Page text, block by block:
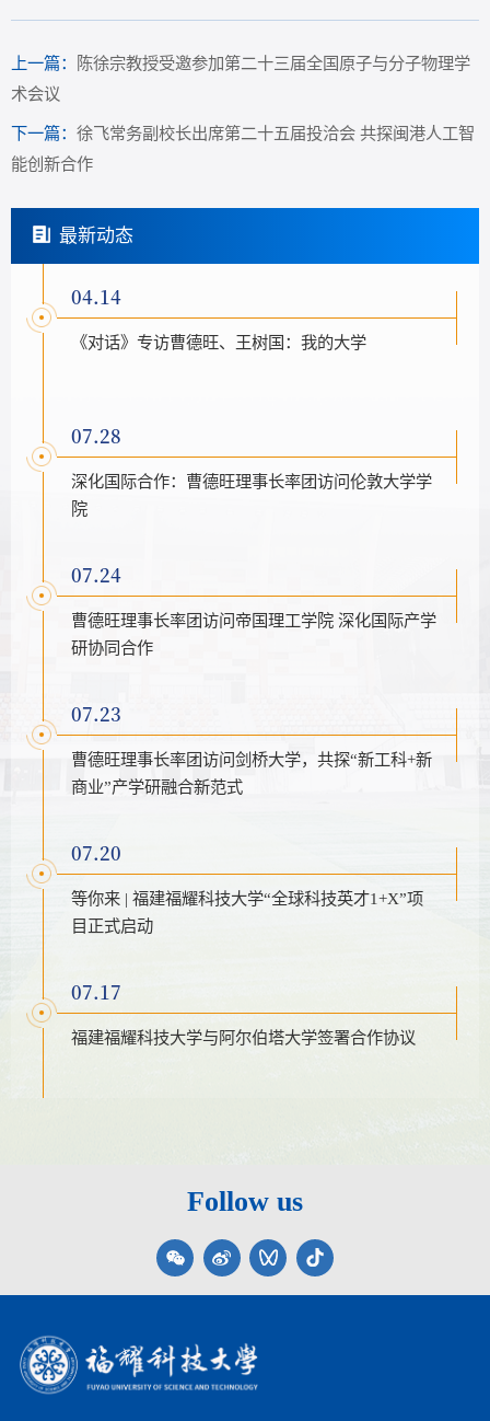
上一篇：
陈徐宗教授受邀参加第二十三届全国原子与分子物理学
术会议
下一篇： 徐飞常务副校长出席第二十五届投洽会 共探闽港人工智
能创新合作
最新动态
04.14
《对话》专访曹德旺、王树国：我的大学
07.28
深化国际合作：曹德旺理事长率团访问伦敦大学学
院
07.24
曹德旺理事长率团访问帝国理工学院 深化国际产学
研协同合作
07.23
曹德旺理事长率团访问剑桥大学，共探“新工科+新
商业”产学研融合新范式
07.20
等你来 | 福建福耀科技大学“全球科技英才1+X”项
目正式启动
07.17
福建福耀科技大学与阿尔伯塔大学签署合作协议
Follow us